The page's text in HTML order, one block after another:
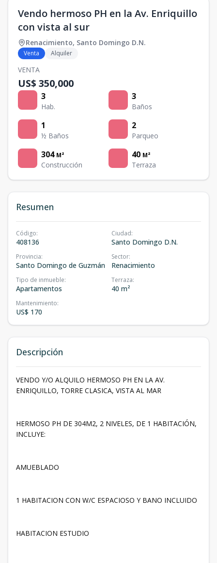
Vendo hermoso PH en la Av. Enriquillo
con vista al sur
Renacimiento, Santo Domingo D.N.
Venta Alquiler
VENTA
US$ 350,000
3
Hab.
3
Baños
1
½ Baños
2
Parqueo
304 M²
Construcción
40 M²
Terraza
Resumen
Código:
408136
Ciudad:
Santo Domingo D.N.
Provincia:
Santo Domingo de Guzmán
Sector:
Renacimiento
Tipo de inmueble:
Apartamentos
Terraza:
40 m²
Mantenimiento:
US$ 170
Descripción
VENDO Y/O ALQUILO HERMOSO PH EN LA AV.
ENRIQUILLO, TORRE CLASICA, VISTA AL MAR
HERMOSO PH DE 304M2, 2 NIVELES, DE 1 HABITACIÓN,
INCLUYE:
AMUEBLADO
1 HABITACION CON W/C ESPACIOSO Y BANO INCLUIDO
HABITACION ESTUDIO